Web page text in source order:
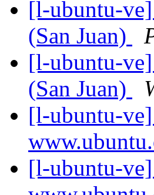
[l-ubuntu-ve]
(San Juan)
[l-ubuntu-ve]
(San Juan)
[l-ubuntu-
[l-ubuntu-